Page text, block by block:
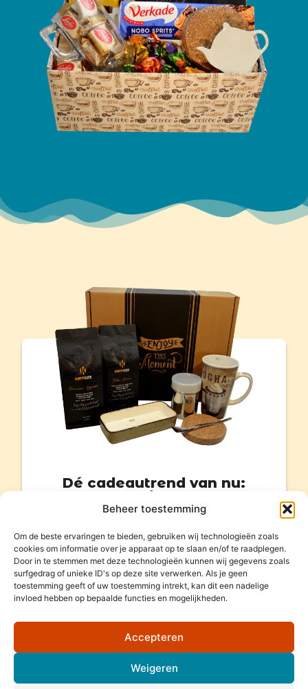
Beheer toestemming
Om de beste ervaringen te bieden, gebruiken wij technologieën zoals
cookies om informatie over je apparaat op te slaan en/of te raadplegen.
Door in te stemmen met deze technologieën kunnen wij gegevens zoals
surfgedrag of unieke ID's op deze site verwerken. Als je geen
toestemming geeft of uw toestemming intrekt, kan dit een nadelige
invloed hebben op bepaalde functies en mogelijkheden.
Accepteren
Weigeren
Dé cadeautrend van nu:
Geef koffie cadeau!
Bekijk het aanbod